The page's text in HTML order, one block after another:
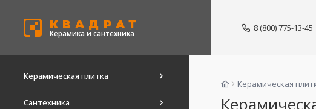
КВАДРАТ
Керамика и сантехника
8 (800) 775-13-45
Керамическая плитка
Сантехника
Керамическая